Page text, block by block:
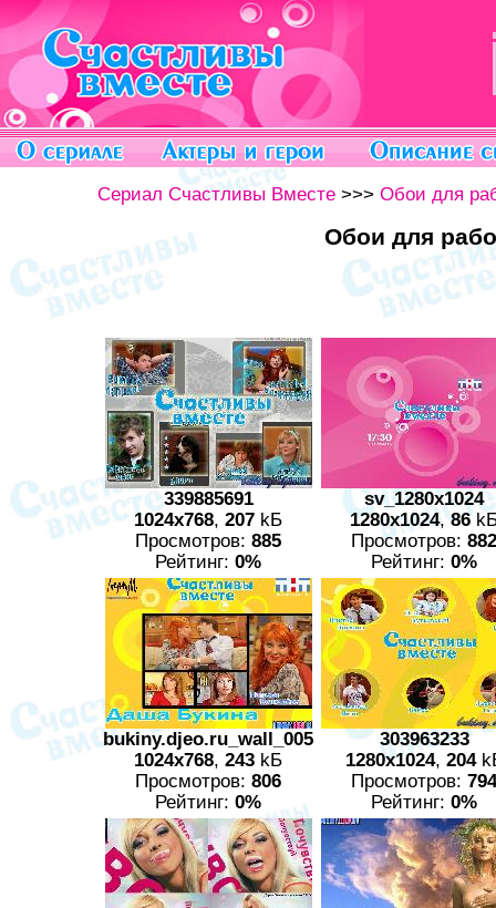
Сериал Счастливы Вместе >>> Обои для
Обои для
339885691
1024x768, 207 kБ
Просмотров: 885
Рейтинг: 0%
sv_1280x1024
1280x1024,86
Просмотров: 882
Рейтинг: 0%
bukiny.djeo.ru_wall_005
1024x768, 243 kБ
Просмотров: 806
Рейтинг: 0%
303963233
1280x1024, 204
Просмотров: 794
Рейтинг: 0%